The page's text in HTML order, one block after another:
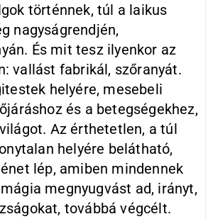
történnek, túl a laikus
nagyságrendjén,
És mit tesz ilyenkor az
vallást fabrikál, szőranyát.
helyére, mesebeli
és a betegségekhez,
Az érthetetlen, a túl
helyére belátható,
lép, amiben mindennek
megnyugvást ad, irányt,
továbbá végcélt.